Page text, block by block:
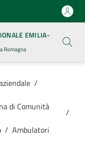
EMILIA-
Romagna
/
di Comunità
/
/ Ambulatori